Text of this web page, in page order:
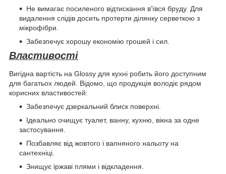
Не вимагає посиленого відтискання в'ївся бруду. Для
видалення слідів досить протерти ділянку серветкою з
мікрофібри.
Забезпечує хорошу економію грошей і сил.
Властивості
Вигідна вартість на Glossy для кухні робить його доступним
для багатьох людей. Відомо, що продукція володіє рядом
корисних властивостей:
Забезпечує дзеркальний блиск поверхні.
Ідеально очищує туалет, ванну, кухню, вікна за одне
застосування.
Позбавляє від жовтого і вапняного нальоту на
сантехніці.
Знищує іржаві плями і відкладення.